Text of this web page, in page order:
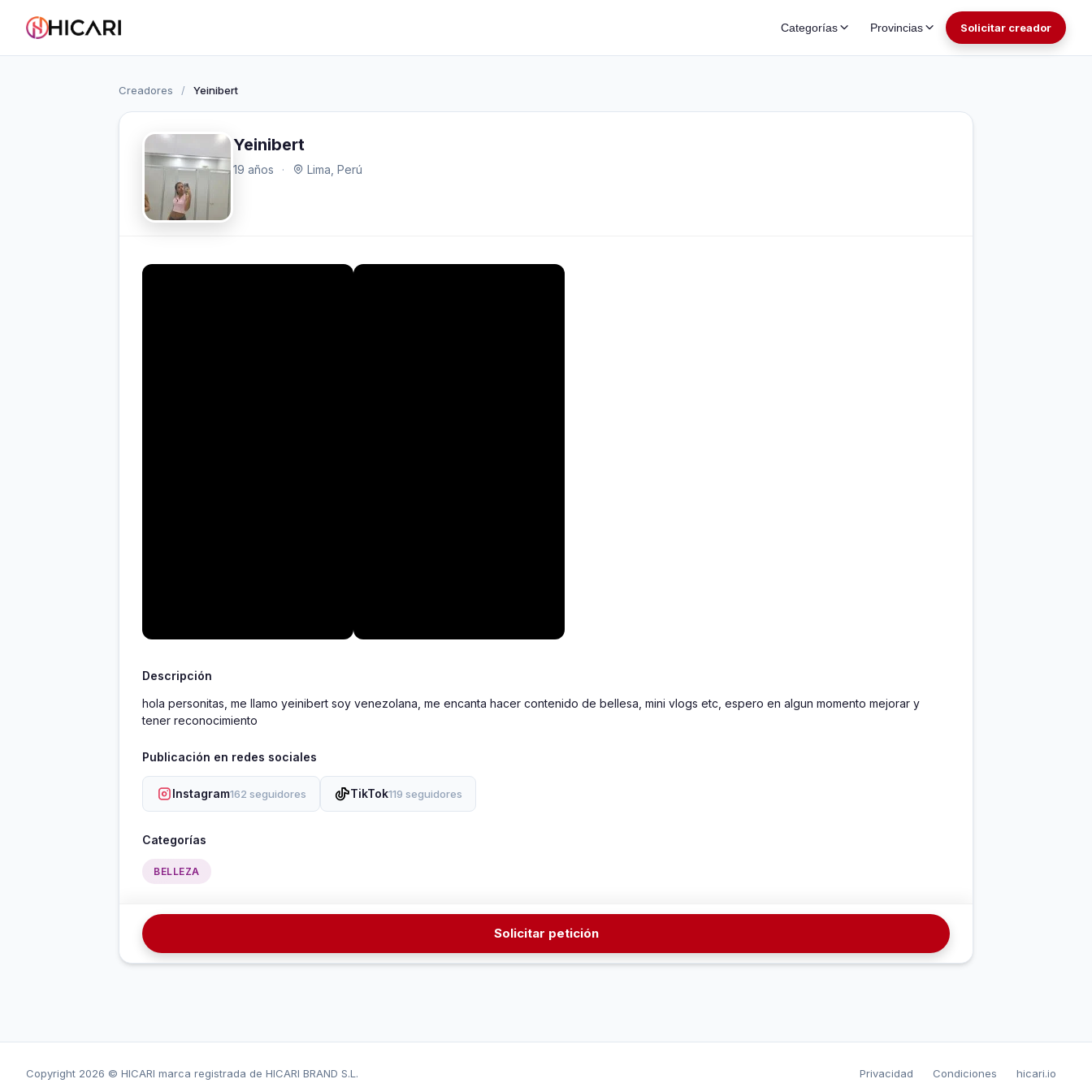
Categorías Provincias Solicitar creador
Creadores / Yeinibert
Yeinibert
19 años · Lima, Perú
Descripción
hola personitas, me llamo yeinibert soy venezolana, me encanta hacer contenido de bellesa, mini vlogs etc, espero en algun momento mejorar y
tener reconocimiento
Publicación en redes sociales
Instagram162 seguidores TikTok119 seguidores
Categorías
BELLEZA
Solicitar petición
Copyright 2026 © HICARI marca registrada de HICARI BRAND S.L. Privacidad Condiciones hicari.io